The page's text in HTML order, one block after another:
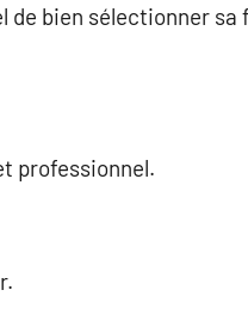
bien sélectionner
professionnel.